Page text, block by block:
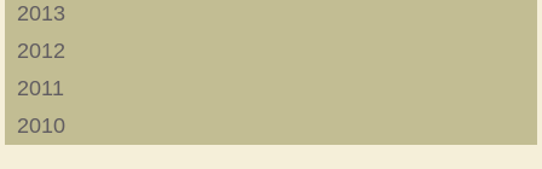
2013
2012
2011
2010